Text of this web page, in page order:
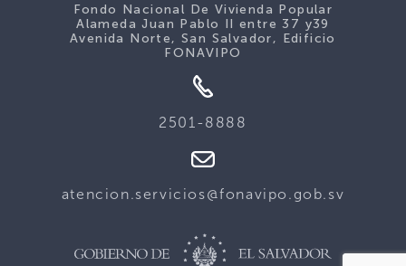
Fondo Nacional De Vivienda Popular
Alameda Juan Pablo II entre 37 y39
Avenida Norte, San Salvador, Edificio
FONAVIPO
2501-8888
atencion.servicios@fonavipo.gob.sv